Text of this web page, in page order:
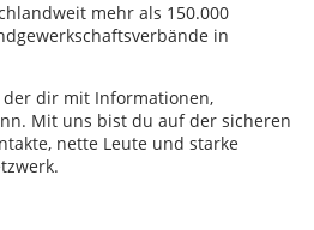
mehr als 150.000
in
der dir mit Informationen,
Mit uns bist du auf der sicheren
nette Leute und starke